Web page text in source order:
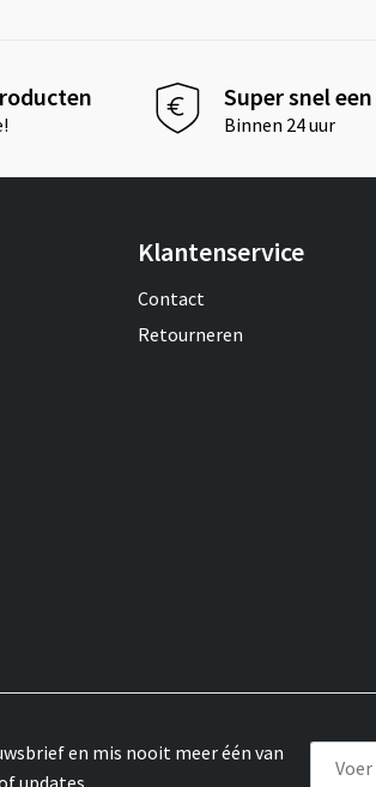
Super snel
Binnen 24 uur
Klantenservice
Contact
Retourneren
en mis nooit meer één van